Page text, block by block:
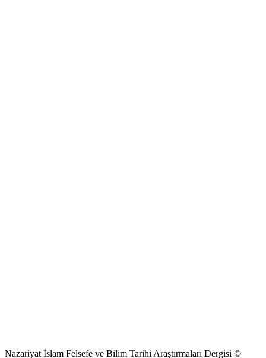
Nazariyat İslam Felsefe ve Bilim Tarihi Araştırmaları Dergisi ©